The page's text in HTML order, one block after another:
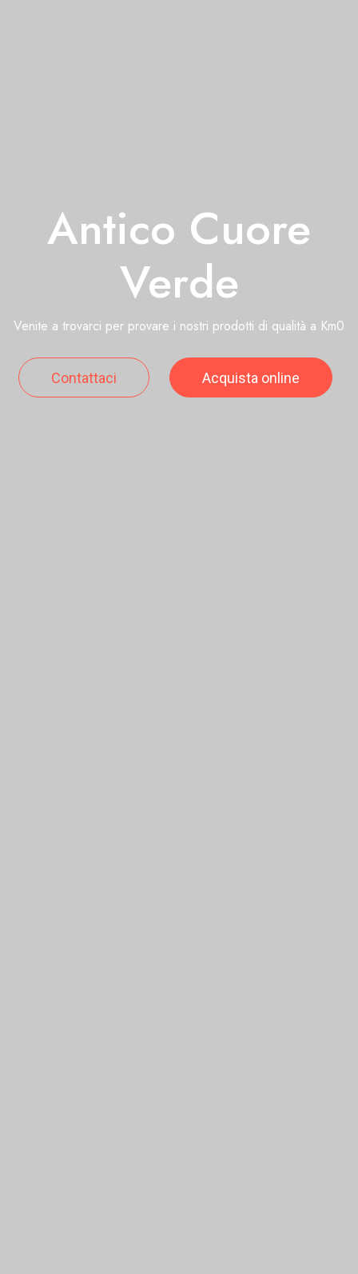
Antico Cuore
Verde
Venite a trovarci per provare i nostri prodotti di qualità a Km0
Contattaci Acquista online